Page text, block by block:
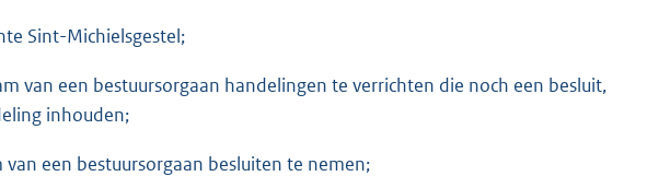
Sint-Michielsgestel;
van een bestuursorgaan handelingen te verrichten die noch een besluit,
inhouden;
een bestuursorgaan besluiten te nemen;